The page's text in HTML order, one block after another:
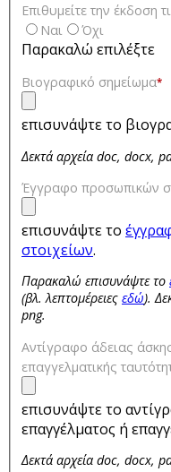
Επιθυμείτε την έκδοση
Ναι Όχι
Παρακαλώ επιλέξτε
Βιογραφικό σημείωμα*
επισυνάψτε το
Δεκτά αρχεία doc, docx,
Έγγραφο προσωπικών
επισυνάψτε το
στοιχείων.
Παρακαλώ επισυνάψτε το
(βλ. λεπτομέρειες εδώ).
png.
Αντίγραφο άδειας
επαγγελματικής
επισυνάψτε το
επαγγέλματος ή
Δεκτά αρχεία doc, docx,